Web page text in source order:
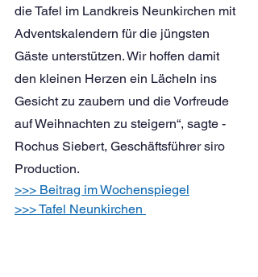
die Tafel im Landkreis Neunkirchen mit
Adventskalendern für die jüngsten
Gäste unterstützen. Wir hoffen damit
den kleinen Herzen ein Lächeln ins
Gesicht zu zaubern und die Vorfreude
auf Weihnachten zu steigern“, sagte ­
Rochus Siebert, Geschäftsführer siro
Production.
>>> Beitrag im Wochenspiegel
>>> Tafel Neunkirchen